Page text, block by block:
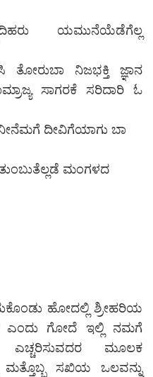
ಯಮುನೆಯೆಡೆಗೆಲ್ಲ
ನಿಜಭಕ್ತಿ ಜ್ಞಾನ
ಸಾಗರಕೆ ಸರಿದಾರಿ ಓ
ದೀವಿಗೆಯಾಗು ಬಾ
ಮಂಗಳದ
ಹೋದಲ್ಲಿ ಶ್ರೀಹರಿಯ
ಎಂದು ಗೋದೆ ಇಲ್ಲಿ ನಮಗೆ
ಎಚ್ಚರಿಸುವದರ ಮೂಲಕ
ಮತ್ತೊಬ್ಬ ಸಖಿಯ ಒಲವನ್ನು